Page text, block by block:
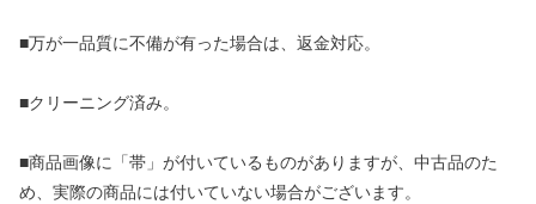
■万が一品質に不備が有った場合は、返金対応。
■クリーニング済み。
■商品画像に「帯」が付いているものがありますが、中古品のた
め、実際の商品には付いていない場合がございます。